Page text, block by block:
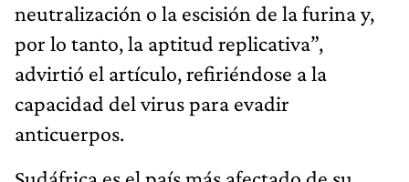
neutralización o la escisión de la furina y,
por lo tanto, la aptitud replicativa”,
advirtió el artículo, refiriéndose a la
capacidad del virus para evadir
anticuerpos.